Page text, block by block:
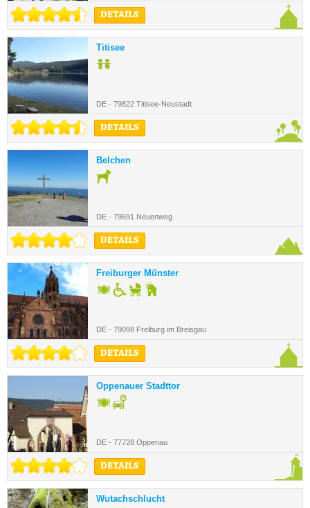
DETAILS
Titisee
DE - 79822 Titisee-Neustadt
DETAILS
Belchen
DE - 79691 Neuenweg
DETAILS
Freiburger Münster
DE - 79098 Freiburg im Breisgau
DETAILS
Oppenauer Stadttor
DE - 77728 Oppenau
DETAILS
Wutachschlucht